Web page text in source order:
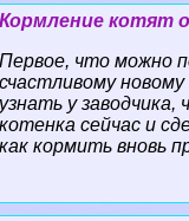
Кормление котят
Первое, что можно
счастливому
узнать у заводчика,
котенка сейчас и
как кормить вновь